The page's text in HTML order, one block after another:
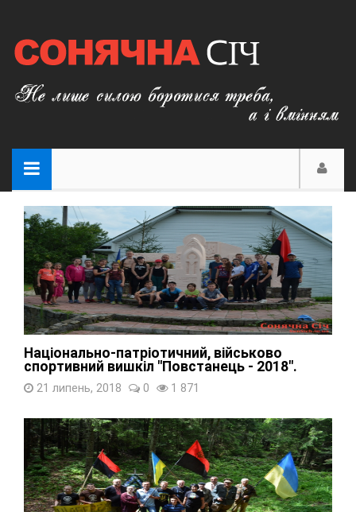
Національно-патріотичний, військово
спортивний вишкіл "Повстанець - 2018".
21 липень, 2018 0 1 871